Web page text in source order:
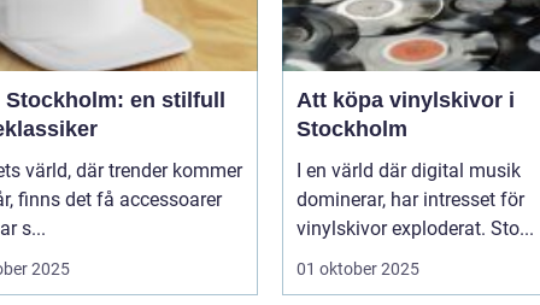
Stockholm: en stilfull
värld, där trender kommer
finns det få accessoarer
s...
2025
Att köpa vinylskivor i
Stockholm
I en värld där digital musik
dominerar, har intresset för
vinylskivor exploderat. Sto...
01 oktober 2025